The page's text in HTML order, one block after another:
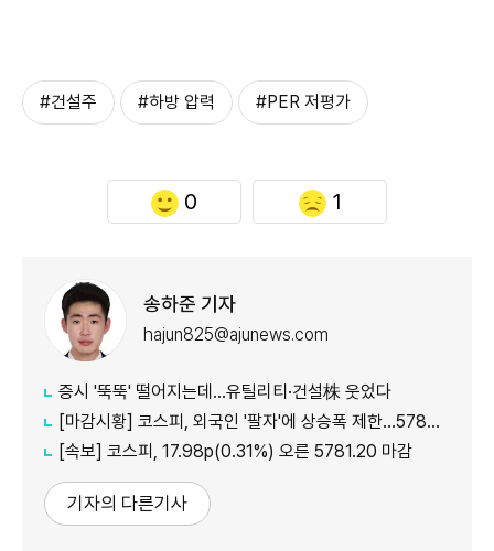
#건설주 #하방 압력 #PER 저평가
0 1
송하준 기자
hajun825@ajunews.com
증시 '뚝뚝' 떨어지는데…유틸리티·건설株 웃었다
[마감시황] 코스피, 외국인 '팔자'에 상승폭 제한…5780선 마감
[속보] 코스피, 17.98p(0.31%) 오른 5781.20 마감
기자의 다른기사